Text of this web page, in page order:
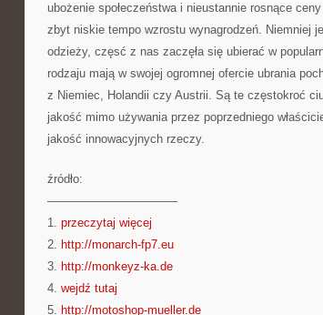
ubożenie społeczeństwa i nieustannie rosnące
zbyt niskie tempo wzrostu wynagrodzeń. Niemniej
odzieży, częsć z nas zaczęła się ubierać w
rodzaju mają w swojej ogromnej ofercie ubrania
z Niemiec, Holandii czy Austrii. Są te częstokroć
jakość mimo używania przez poprzedniego
jakość innowacyjnych rzeczy.
źródło:
———————————
1. przeczytaj więcej
2. http://monarch-fp7.eu
3. http://monkeyz-ka.de
4. wejdź tutaj
5. http://motoshop-mueller.de